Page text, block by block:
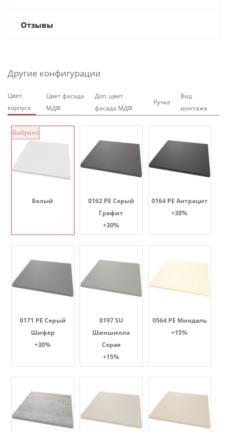
Отзывы
Другие конфигурации
Цвет
корпуса
Цвет фасада
МДФ
Доп. цвет
фасада МДФ
Ручка
Вид
монтажа
Белый
Выбрано
0162 PE Серый
Графит
+30%
0164 PE Антрацит
+30%
0171 PE Серый
Шифер
+30%
0197 SU
Шиншилла
Серая
+15%
0564 PE Миндаль
+15%